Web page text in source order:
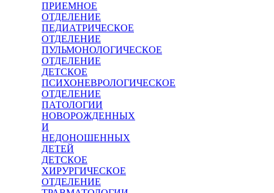
ПРИЕМНОЕ
ОТДЕЛЕНИЕ
ПЕДИАТРИЧЕСКОЕ
ОТДЕЛЕНИЕ
ПУЛЬМОНОЛОГИЧЕСКОЕ
ОТДЕЛЕНИЕ
ДЕТСКОЕ
ПСИХОНЕВРОЛОГИЧЕСКОЕ
ОТДЕЛЕНИЕ
ПАТОЛОГИИ
НОВОРОЖДЕННЫХ
И
НЕДОНОШЕННЫХ
ДЕТЕЙ
ДЕТСКОЕ
ХИРУРГИЧЕСКОЕ
ОТДЕЛЕНИЕ